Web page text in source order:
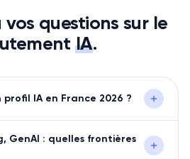
questions sur le
IA.
IA en France 2026 ?
GenAI : quelles frontières